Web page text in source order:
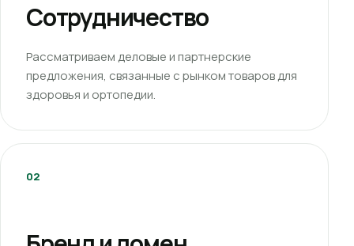
Сотрудничество
Рассматриваем деловые и партнерские
предложения, связанные с рынком товаров для
здоровья и ортопедии.
02